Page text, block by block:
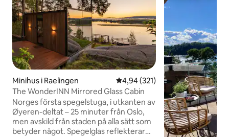
Minihus i Raelingen 4,94 av 5 i genomsnittligt
4,94 (321)
The WonderINN Mirrored Glass Cabin
Norges första spegelstuga, i utkanten av
Øyeren-deltat – 25 minuter från Oslo,
men avskild från staden på alla sätt som
betyder något. Spegelglas reflekterar